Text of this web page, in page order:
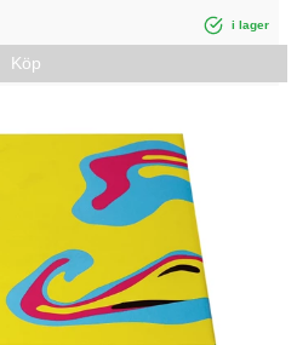
i lager
Köp